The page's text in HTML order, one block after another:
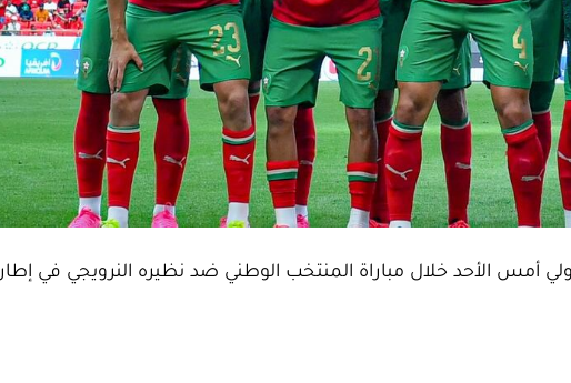
أمس الأحد خلال مباراة المنتخب الوطني ضد نظيره النرويجي في إطار